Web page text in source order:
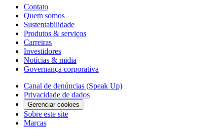
Contato
Quem somos
Sustentabilidade
Produtos & serviços
Carreiras
Investidores
Notícias & midia
Governança corporativa
Canal de denúncias (Speak Up)
Privacidade de dados
Gerenciar cookies
Sobre este site
Marcas